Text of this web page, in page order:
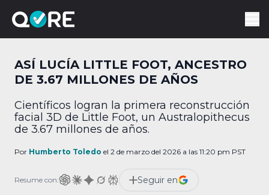
ASÍ LUCÍA LITTLE FOOT, ANCESTRO
DE 3.67 MILLONES DE AÑOS
Científicos logran la primera reconstrucción
facial 3D de Little Foot, un Australopithecus
de 3.67 millones de años.
Por Humberto Toledo el 2 de marzo del 2026 a las 11:20 pm PST
Resume con: Seguir en